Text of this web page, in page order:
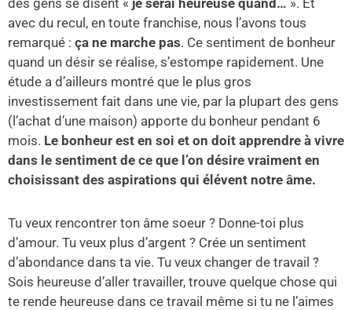
avec du recul, en toute franchise, nous l’avons tous
remarqué : ça ne marche pas. Ce sentiment de bonheur
quand un désir se réalise, s’estompe rapidement. Une
étude a d’ailleurs montré que le plus gros
investissement fait dans une vie, par la plupart des gens
(l’achat d’une maison) apporte du bonheur pendant 6
mois. Le bonheur est en soi et on doit apprendre à vivre
dans le sentiment de ce que l’on désire vraiment en
choisissant des aspirations qui élévent notre âme.
Tu veux rencontrer ton âme soeur ? Donne-toi plus
d’amour. Tu veux plus d’argent ? Crée un sentiment
d’abondance dans ta vie. Tu veux changer de travail ?
Sois heureuse d’aller travailler, trouve quelque chose qui
te rende heureuse dans ce travail même si tu ne l’aimes